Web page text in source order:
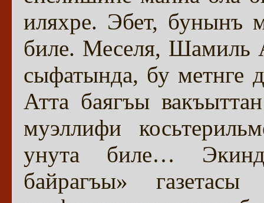
иляхре. Эбет, бунынъ
биле. Меселя, Шамиль
сыфатында, бу метнге
Атта баягъы
муэллифи
унута биле…
байрагъы»